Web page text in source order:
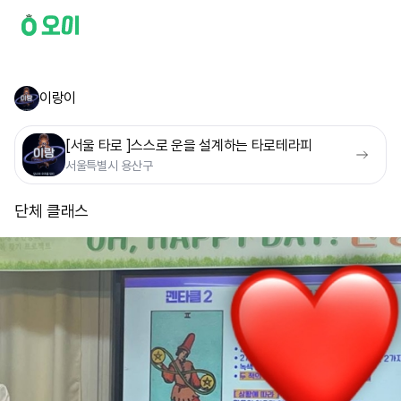
이랑이
[서울 타로 ]스스로 운을 설계하는 타로테라피
서울특별시 용산구
단체 클래스